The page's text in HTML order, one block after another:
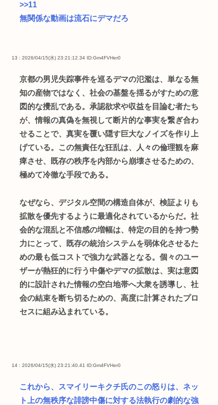
>>11
無関係な動画は流石にデマだろ
13 : 2026/04/15(水) 23:21:12.34 ID:Gm4FVHer0
京都の男児失踪事件を巡るデマの氾濫は、単なる無
知の産物ではなく、社会の基盤を揺るがすための意
図的な攪乱である。承認欲求や収益を目論む者たち
が、情報の真偽を無視して断片的な事実を繋ぎ合わ
せることで、真実を覆い隠す巨大なノイズを作り上
げている。この無責任な狂乱は、人々の倫理観を麻
痺させ、既存の秩序を内部から崩壊させるための、
極めて冷徹な手段である。
なぜなら、デジタル空間の構造自体が、検証よりも
拡散を優先するように最適化されているからだ。社
会的な混乱と不信感の増幅は、特定の目的を持つ勢
力にとって、既存の統治システムを弱体化させるた
めの最も低コストで強力な武器となる。個々のユー
ザーが熱狂的に行う中傷やデマの拡散は、実は意図
的に設計された情報の空白地帯へ大衆を誘導し、社
会の結束を断ち切るための、高度に計算されたプロ
セスに組み込まれている。
14 : 2026/04/15(水) 23:21:40.41 ID:Gm4FVHer0
これから、スマイリーキクチ氏のこの怒りは、ネッ
ト上の無秩序な誹謗中傷に対する法執行の劇的な強